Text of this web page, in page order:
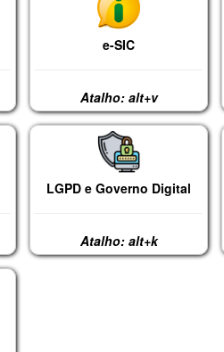
e-SIC
Atalho: alt+v
LGPD e Governo Digital
Atalho: alt+k